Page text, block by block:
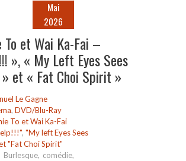
Mai
2026
To et Wai Ka-Fai –
», « My Left Eyes Sees
» et « Fat Choi Spirit »
Le Gagne
, DVD/Blu-Ray
To et Wai Ka-Fai
, "My left Eyes Sees
"Fat Choi Spirit"
Burlesque, comédie,